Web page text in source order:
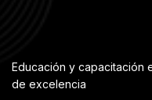
Educación y capacitación
de excelencia